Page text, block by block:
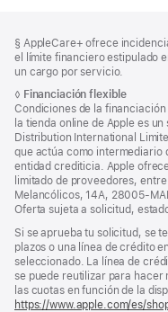
a
pie
de
página
al
pie
Nota
a
pie
página
§ AppleCare+ ofrece
el límite financiero estipulado
un cargo por servicio.
Nota
a
pie
de
página
◊ Financiación flexible
Condiciones de la
la tienda online de Apple es
Distribution International
que actúa como intermediario
entidad crediticia. Apple
limitado de proveedores,
Melancólicos, 14A, 28005-
Oferta sujeta a solicitud,
Si se aprueba tu solicitud, se
plazos o una línea de crédito
seleccionado. La línea de
se puede reutilizar para hacer
las cuotas en función de la
https://www.apple.com/es/